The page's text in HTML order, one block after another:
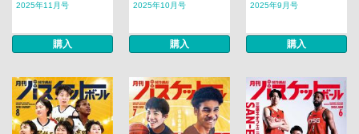
2025年11月号
購入
2025年10月号
購入
2025年9月号
購入